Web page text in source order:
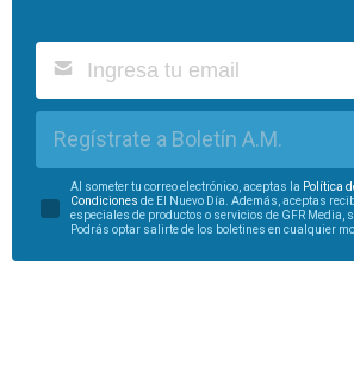
Regístrate a Boletín A.M.
Al someter tu correo electrónico, aceptas la Política
Condiciones de El Nuevo Día. Además, aceptas
especiales de productos o servicios de GFR Media,
Podrás optar salirte de los boletines en cualquier